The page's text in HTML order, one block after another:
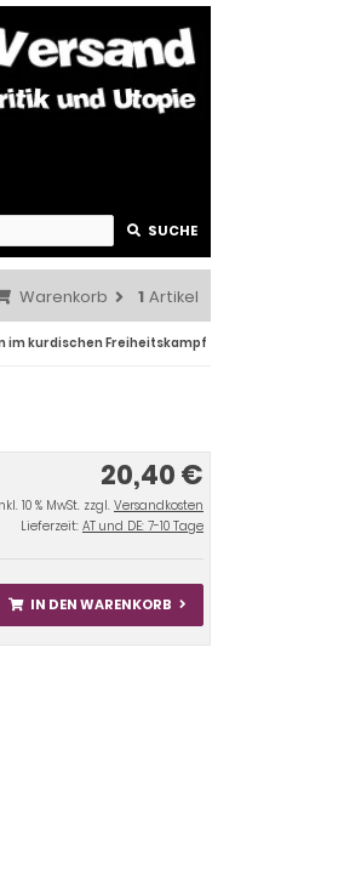
SUCHE
Warenkorb 1 Artikel
im kurdischen Freiheitskampf
20,40 €
10 % MwSt. zzgl.Versandkosten
Lieferzeit: AT und DE: 7-10 Tage
IN DEN WARENKORB